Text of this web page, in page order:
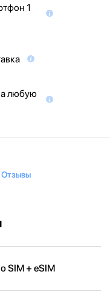
1
любую
Отзывы
SIM + eSIM